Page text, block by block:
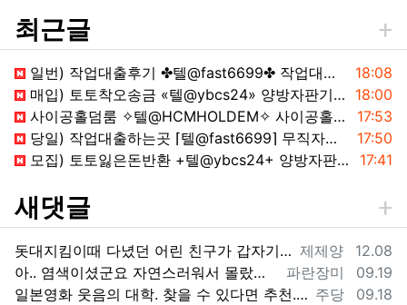
최근글
등록일
18:08
일번) 작업대출후기 ✤텔@fast6699✤ 작업대출후기 대학생작업대출1
등록일
18:00
매입) 토토착오송금 «텔@ybcs24» 양방자판기 잃은돈찾아드립니다1
등록일
17:53
사이공홀덤룸 ✧텔@HCMHOLDEM✧ 사이공홀덤 베트남홀덤1
등록일
17:50
당일) 작업대출하는곳 ⌈텔@fast6699⌉ 무직자작업대출 작업대출하는곳1
등록일
17:41
모집) 토토잃은돈반환 +텔@ybcs24+ 양방자판기 사이트착오송금반환1
새댓글
등록자
제제양 등록일
12.08
돗대지킴이때 다녔던 어린 친구가 갑자기 생각나네요. 예전에 카톡 프사에서 한번 봤었는데 똑닮은 딸은 키우던데 시간이 참 빨리 자나갔어요.
등록자
파란장미 등록일
09.19
아.. 염색이셨군요 자연스러워서 몰랐어요 ^_^;
등록자
주당 등록일
09.18
일본영화 웃음의 대학. 찾을 수 있다면 추천. 창문너머 100세 노인이던가 그 것도 재미있고 라스트 세듀스 라는 영화도 명품입니다. 좋은 영화 …